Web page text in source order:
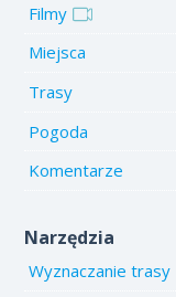
Filmy
Miejsca
Trasy
Pogoda
Komentarze
Narzędzia
Wyznaczanie trasy